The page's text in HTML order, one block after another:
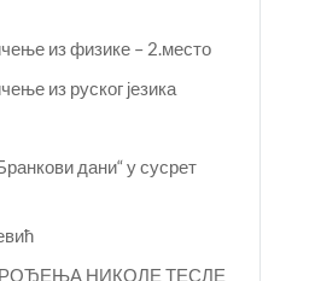
из физике – 2.место
из руског језика
дани“ у сусрет
НИКОЛЕ ТЕСЛЕ